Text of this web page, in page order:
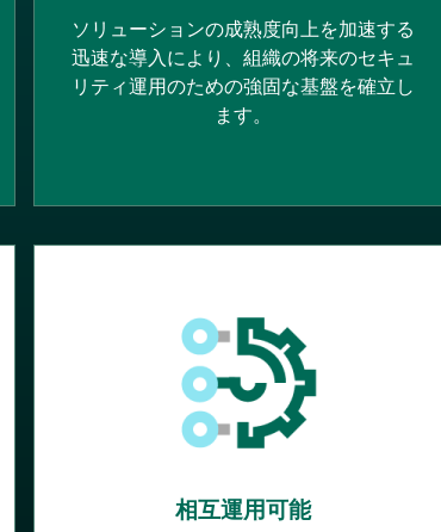
ソリューションの成熟度向上を加速する
迅速な導入により、組織の将来のセキュ
リティ運用のための強固な基盤を確立し
ます。
相互運用可能